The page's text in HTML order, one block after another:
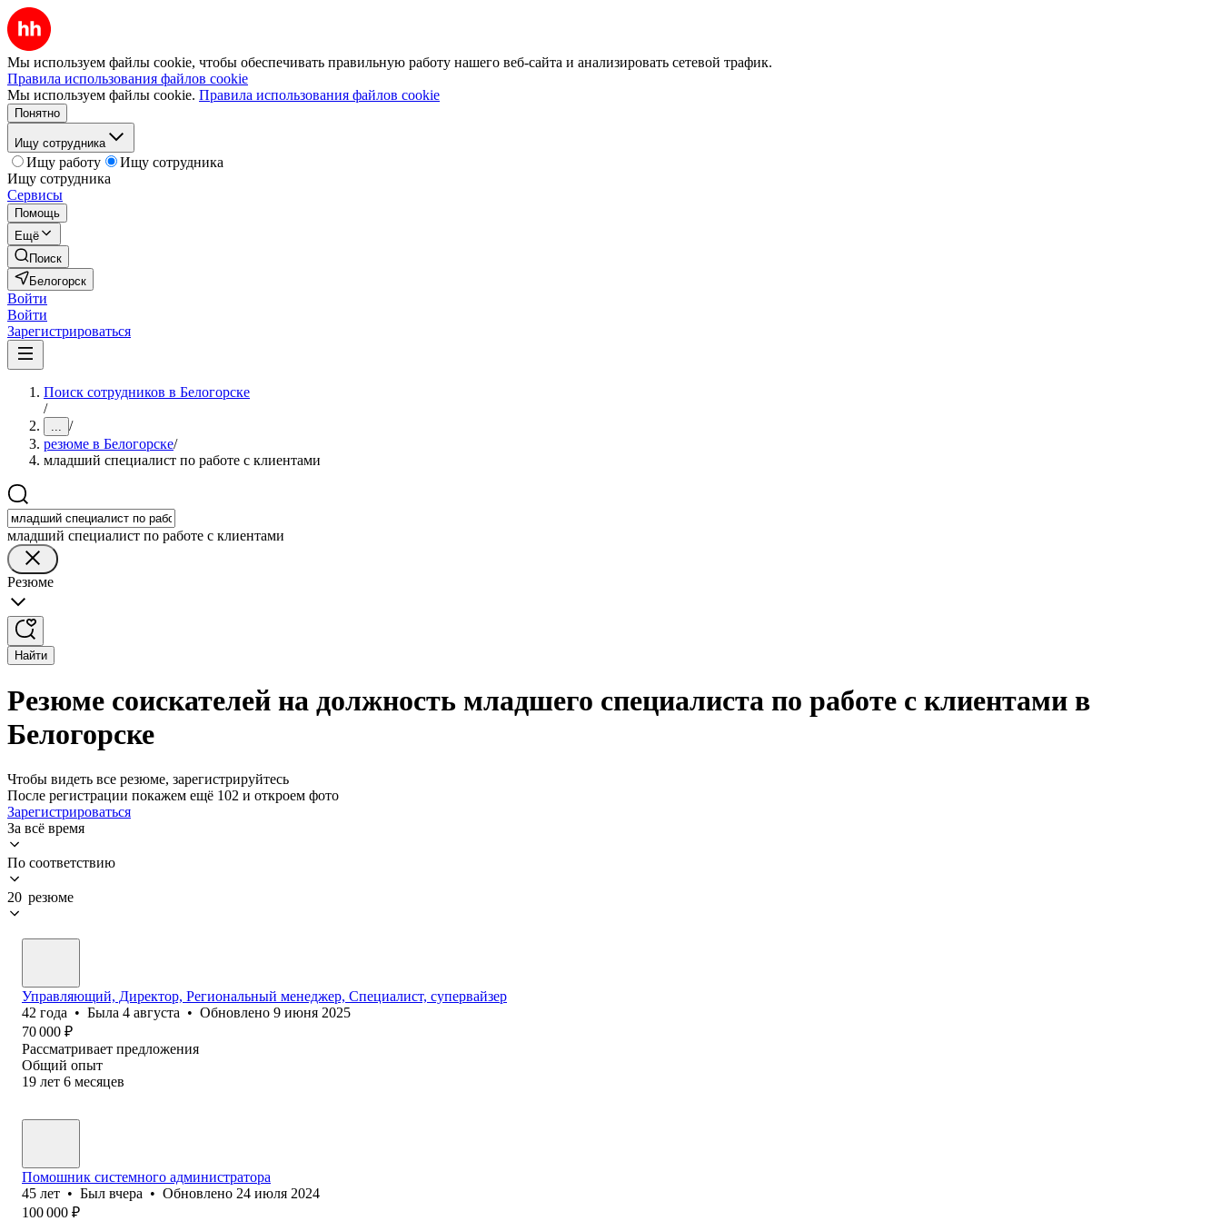
Мы используем файлы cookie, чтобы обеспечивать правильную работу нашего веб-сайта и анализировать сетевой трафик.
Правила использования файлов cookie
Мы используем файлы cookie. Правила использования файлов cookie
Понятно
Ищу сотрудника
Ищу работу
Ищу сотрудника
Ищу сотрудника
Сервисы
Помощь
Ещё
Поиск
Белогорск
Войти
Войти
Зарегистрироваться
Поиск сотрудников в Белогорске
/
... /
резюме в Белогорске/
младший специалист по работе с клиентами
младший специалист по работе с клиентами
Резюме
Найти
Резюме соискателей на должность младшего специалиста по работе с клиентами в
Белогорске
Чтобы видеть все резюме, зарегистрируйтесь
После регистрации покажем ещё 102 и откроем фото
Зарегистрироваться
За всё время
По соответствию
20 резюме
Управляющий, Директор, Региональный менеджер, Специалист, супервайзер
42 года • Была 4 августа • Обновлено 9 июня 2025
70 000 ₽
Рассматривает предложения
Общий опыт
19 лет 6 месяцев
Помошник системного администратора
45 лет • Был вчера • Обновлено 24 июля 2024
100 000 ₽